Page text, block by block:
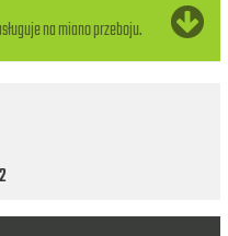
na miano przeboju.